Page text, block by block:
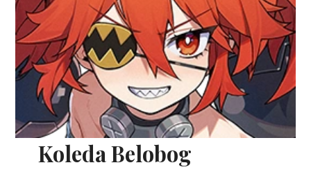
Koleda Belobog